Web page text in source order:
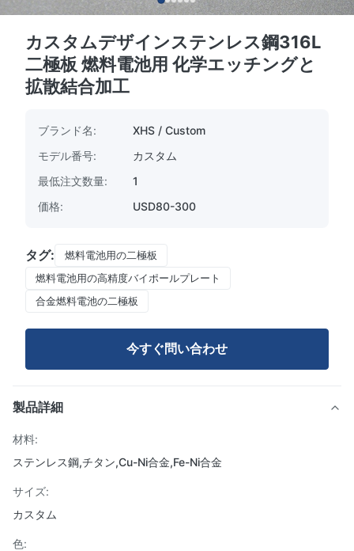
カスタムデザインステンレス鋼316L
二極板 燃料電池用 化学エッチングと
拡散結合加工
ブランド名:
XHS / Custom
モデル番号:
カスタム
最低注文数量:
1
価格:
USD80-300
タグ:
燃料電池用の二極板
燃料電池用の高精度バイポールプレート
合金燃料電池の二極板
今すぐ問い合わせ
製品詳細
材料:
ステンレス鋼,チタン,Cu-Ni合金,Fe-Ni合金
サイズ:
カスタム
色: